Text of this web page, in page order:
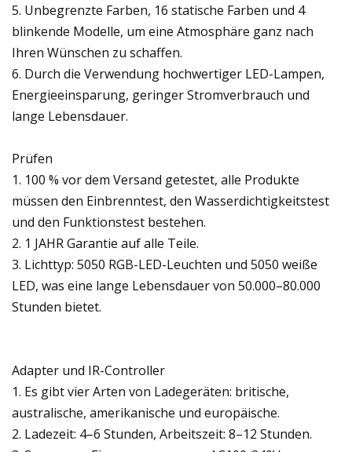
5. Unbegrenzte Farben, 16 statische Farben und 4
blinkende Modelle, um eine Atmosphäre ganz nach
Ihren Wünschen zu schaffen.
6. Durch die Verwendung hochwertiger LED-Lampen,
Energieeinsparung, geringer Stromverbrauch und
lange Lebensdauer.
Prüfen
1. 100 % vor dem Versand getestet, alle Produkte
müssen den Einbrenntest, den Wasserdichtigkeitstest
und den Funktionstest bestehen.
2. 1 JAHR Garantie auf alle Teile.
3. Lichttyp: 5050 RGB-LED-Leuchten und 5050 weiße
LED, was eine lange Lebensdauer von 50.000–80.000
Stunden bietet.
Adapter und IR-Controller
1. Es gibt vier Arten von Ladegeräten: britische,
australische, amerikanische und europäische.
2. Ladezeit: 4–6 Stunden, Arbeitszeit: 8–12 Stunden.